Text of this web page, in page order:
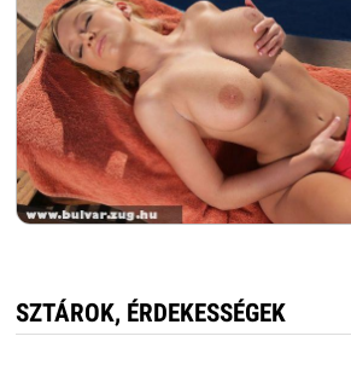
SZTÁROK, ÉRDEKESSÉGEK